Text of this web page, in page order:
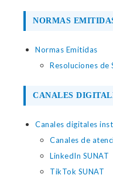
NORMAS
Normas Emitidas
Resoluciones de
CANALES
Canales digitales
Canales de
LinkedIn SUNAT
TikTok SUNAT